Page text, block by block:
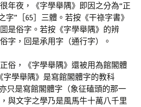
年夜，《字學舉隅》即因之分為“正
字”［65］三體。若按《干祿字書》
是俗字。若按《字學舉隅》的辨
字，回是承用字（通行字）。
俗，《字學舉隅》還被用為館閣體
字學舉隅》是寫館閣體字的教科
只是寫館閣體字（象征磕頭的那一
與文字之學乃是風馬牛十萬八千里